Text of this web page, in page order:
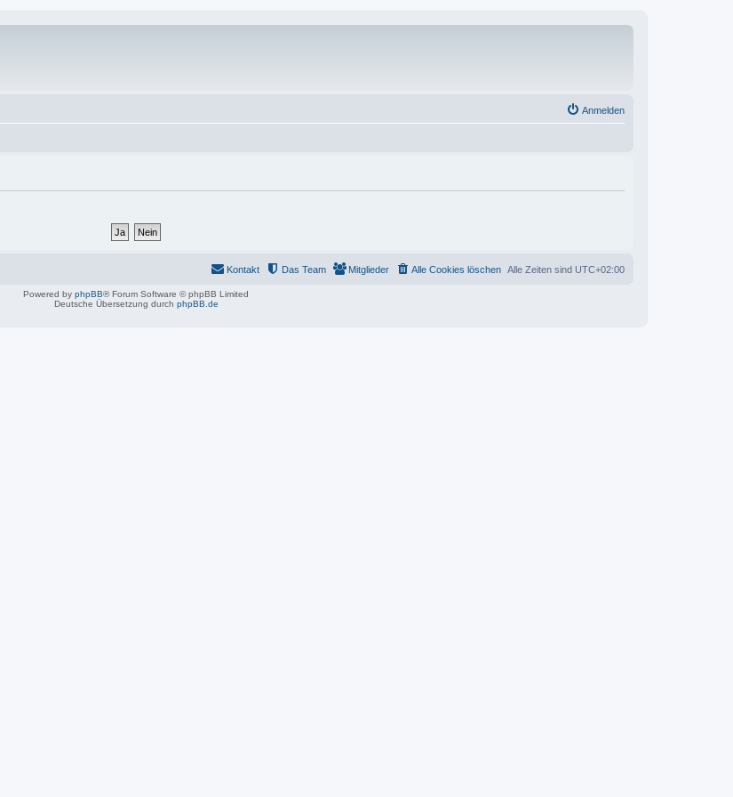
Anmelden
Alle Zeiten sind UTC+02:00
Alle Cookies löschen
Mitglieder
Das Team
Kontakt
Powered by phpBB® Forum Software © phpBB Limited
Deutsche Übersetzung durch phpBB.de